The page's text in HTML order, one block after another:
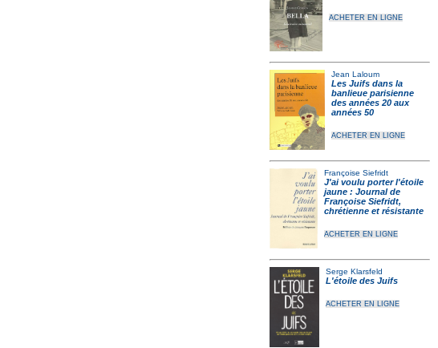
ACHETER EN LIGNE
Jean Laloum
Les Juifs dans la
banlieue parisienne
des années 20 aux
années 50
ACHETER EN LIGNE
Françoise Siefridt
J'ai voulu porter l'étoile
jaune : Journal de
Françoise Siefridt,
chrétienne et résistante
ACHETER EN LIGNE
Serge Klarsfeld
L'étoile des Juifs
ACHETER EN LIGNE